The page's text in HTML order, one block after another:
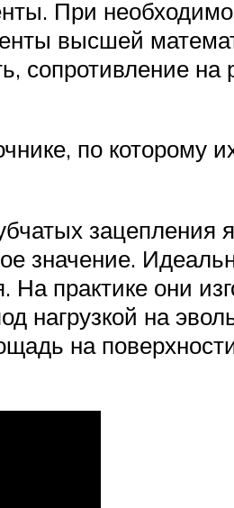
При
высшей
сопротивление
по
зацепления
значение.
практике они
нагрузкой на
на